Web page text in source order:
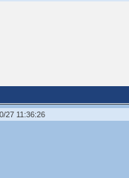
27 11:36:26